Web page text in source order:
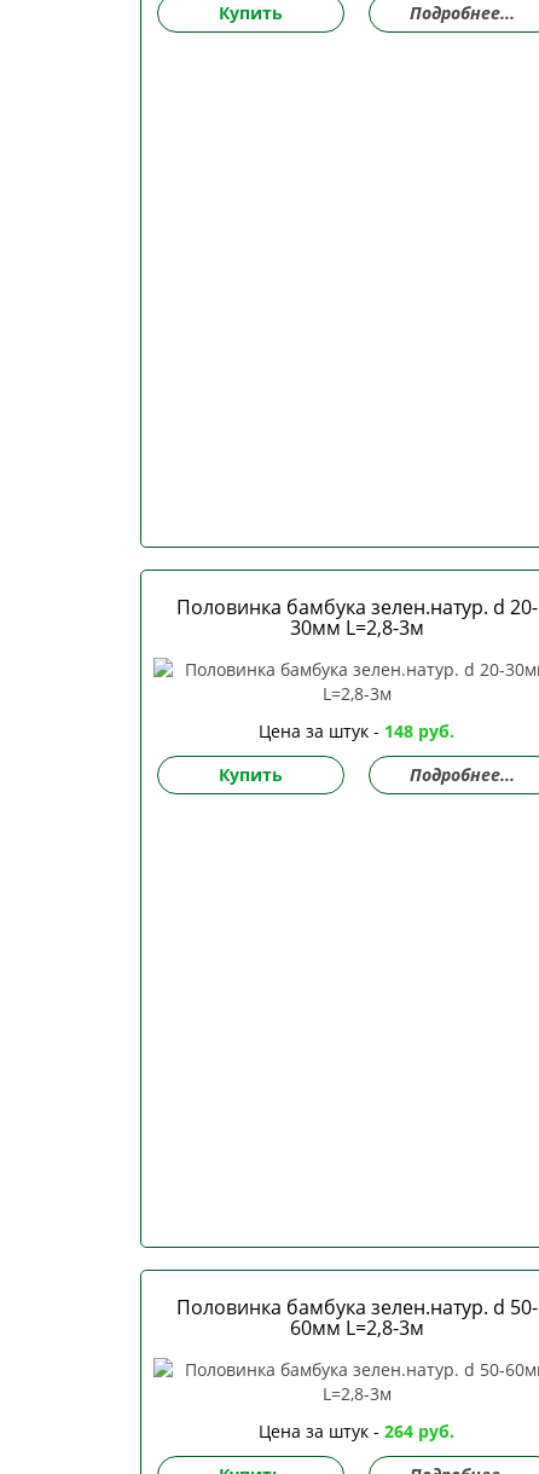
Купить
Подробнее...
Половинка бамбука зелен.натур. d 20-
30мм L=2,8-3м
Цена за штук - 148 руб.
Купить
Подробнее...
Половинка бамбука зелен.натур. d 50-
60мм L=2,8-3м
Цена за штук -264 руб.